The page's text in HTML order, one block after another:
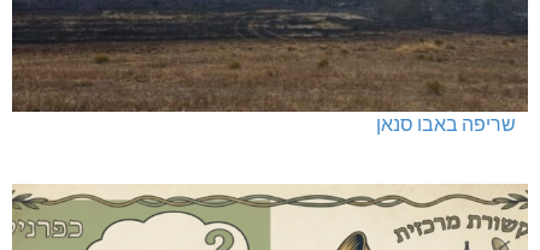
שריפה באבו סנאן